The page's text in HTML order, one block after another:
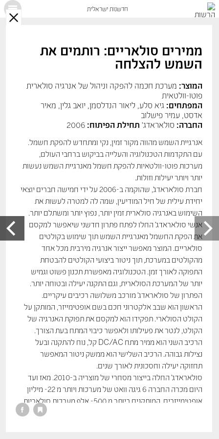
חדשנות ישראלית
ממירים סולאריים: רותמים את
השמש להצלחה
המוצר: מערכת חכמה להפקה וניהול של אנרגיה סולארית
פוטו-וולטאית
המפתחים: גיא סלע, ליאור הנדלסמן, יואב גלין, מאיר
אדסט, עמיר פישלוב
החברה: סולאראדג' תחילת הפיתוח: 2006
אנרגיית השמש מהווה מקור זמין, נקי ומתחדש להפקת חשמל.
עם התקדמות הטכנולוגיה והעלייה בביקוש ברחבי העולם,
מערכות פוטו-וולטאיות להפקת חשמל מאנרגיית השמש נעשות
יותר ויותר יעילות וזולות.
חברת סולאראדג’, שהוקמה ב-2006 על ידי חמישה חברים יוצאי
יחידת עילית של חיל המודיעין, שמה לה למטרה לעשות את
השימוש באנרגיה סולארית זמין יותר, נפוץ יותר ומשתלם יותר.
אנשי סולאראדג’ החלו לפתח פתרון חדשני שיאפשר למקסם
את הפקת החשמל מאנרגיית השמש תוך שימוש בקולטים
סולאריים. המוצר מאפשר ייצור אנרגיה מירבית מכל אחד
מהקולטים במערכת, תוך ניטור ביצועי הקולטים להבטחת
התפוקה לאורך זמן. הטכנולוגיה מאפשרת תכנון פשוט וגמיש
יותר של המערכת הסולארית, וגם התקנה יעילה ובטוחה יותר.
הפתרון של סולאראדג’ מורכב משלושה רכיבים עיקריים.
הראשון הוא שבב אלקטרוני חכם בשם אופטימייזר, המותקן על
הקולט הסולארי. תפקידו הוא למקסם את תפוקת האנרגיה של
הקולט, לנטר את פעילותו ולאפשר כיבוי המתח בעת הצורך.
הרכיב השני הוא ממיר מתח DC/AC קל, נוח להתקנה ובעל
נצילות גבוהה. הרכיב השלישי הוא ממשק ניטור המאפשר
תחזוקה יעילה וחסכונית לאורך שנים.
סולאראדג’ החלה בייצור מסחרי של מוצריה ב-2010. מאז ועד
היום מכרה החברה 6 גיגה וואט של מערכות ויותר מ 22- מיליון
אופטימייזרים, המותקנים ביותר מ 500- אלף מערכות סולאריות
X